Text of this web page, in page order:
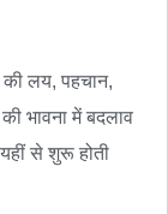
की लय, पहचान,
भावना में बदलाव
से शुरू होती